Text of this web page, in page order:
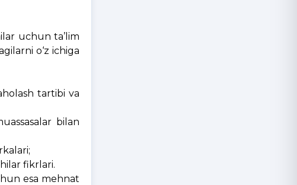
uchun ta’lim
o‘z ichiga
tartibi va
bilan
fikrlari.
esa mehnat